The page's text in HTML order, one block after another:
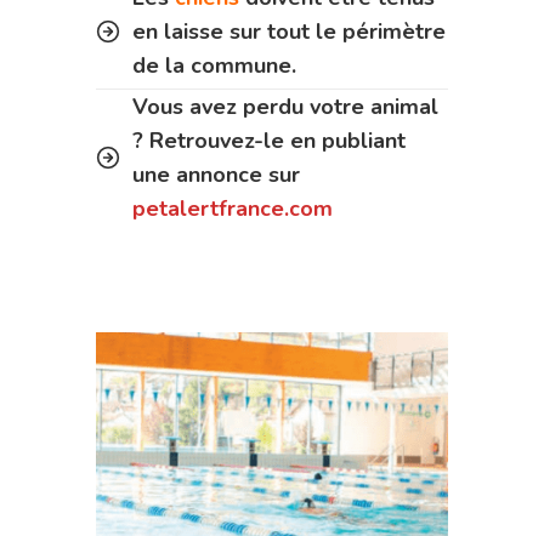
en laisse sur tout le périmètre
de la commune.
Vous avez perdu votre animal
? Retrouvez-le en publiant
une annonce sur
petalertfrance.com